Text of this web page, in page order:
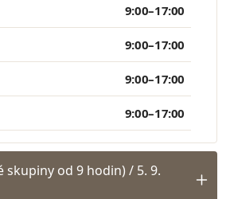
9:00–17:00
9:00–17:00
9:00–17:00
9:00–17:00
skupiny od 9 hodin) / 5. 9.